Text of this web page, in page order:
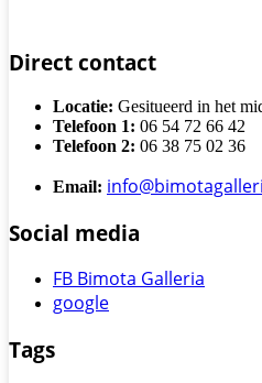
Direct contact
Locatie: Gesitueerd in het
Telefoon 1: 06 54 72 66 42
Telefoon 2: 06 38 75 02 36
Email:
Social media
FB Bimota Galleria
google
Tags